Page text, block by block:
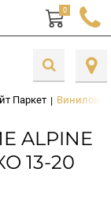
0
Паркет |
ALPINE
13-20